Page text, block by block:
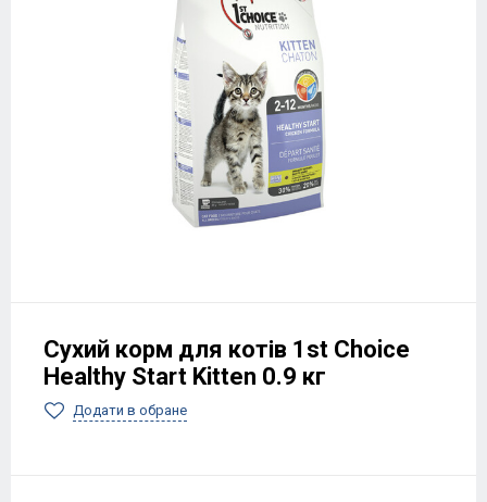
Сухий корм для котів 1st Choice
Healthy Start Kitten 0.9 кг
Додати в обране